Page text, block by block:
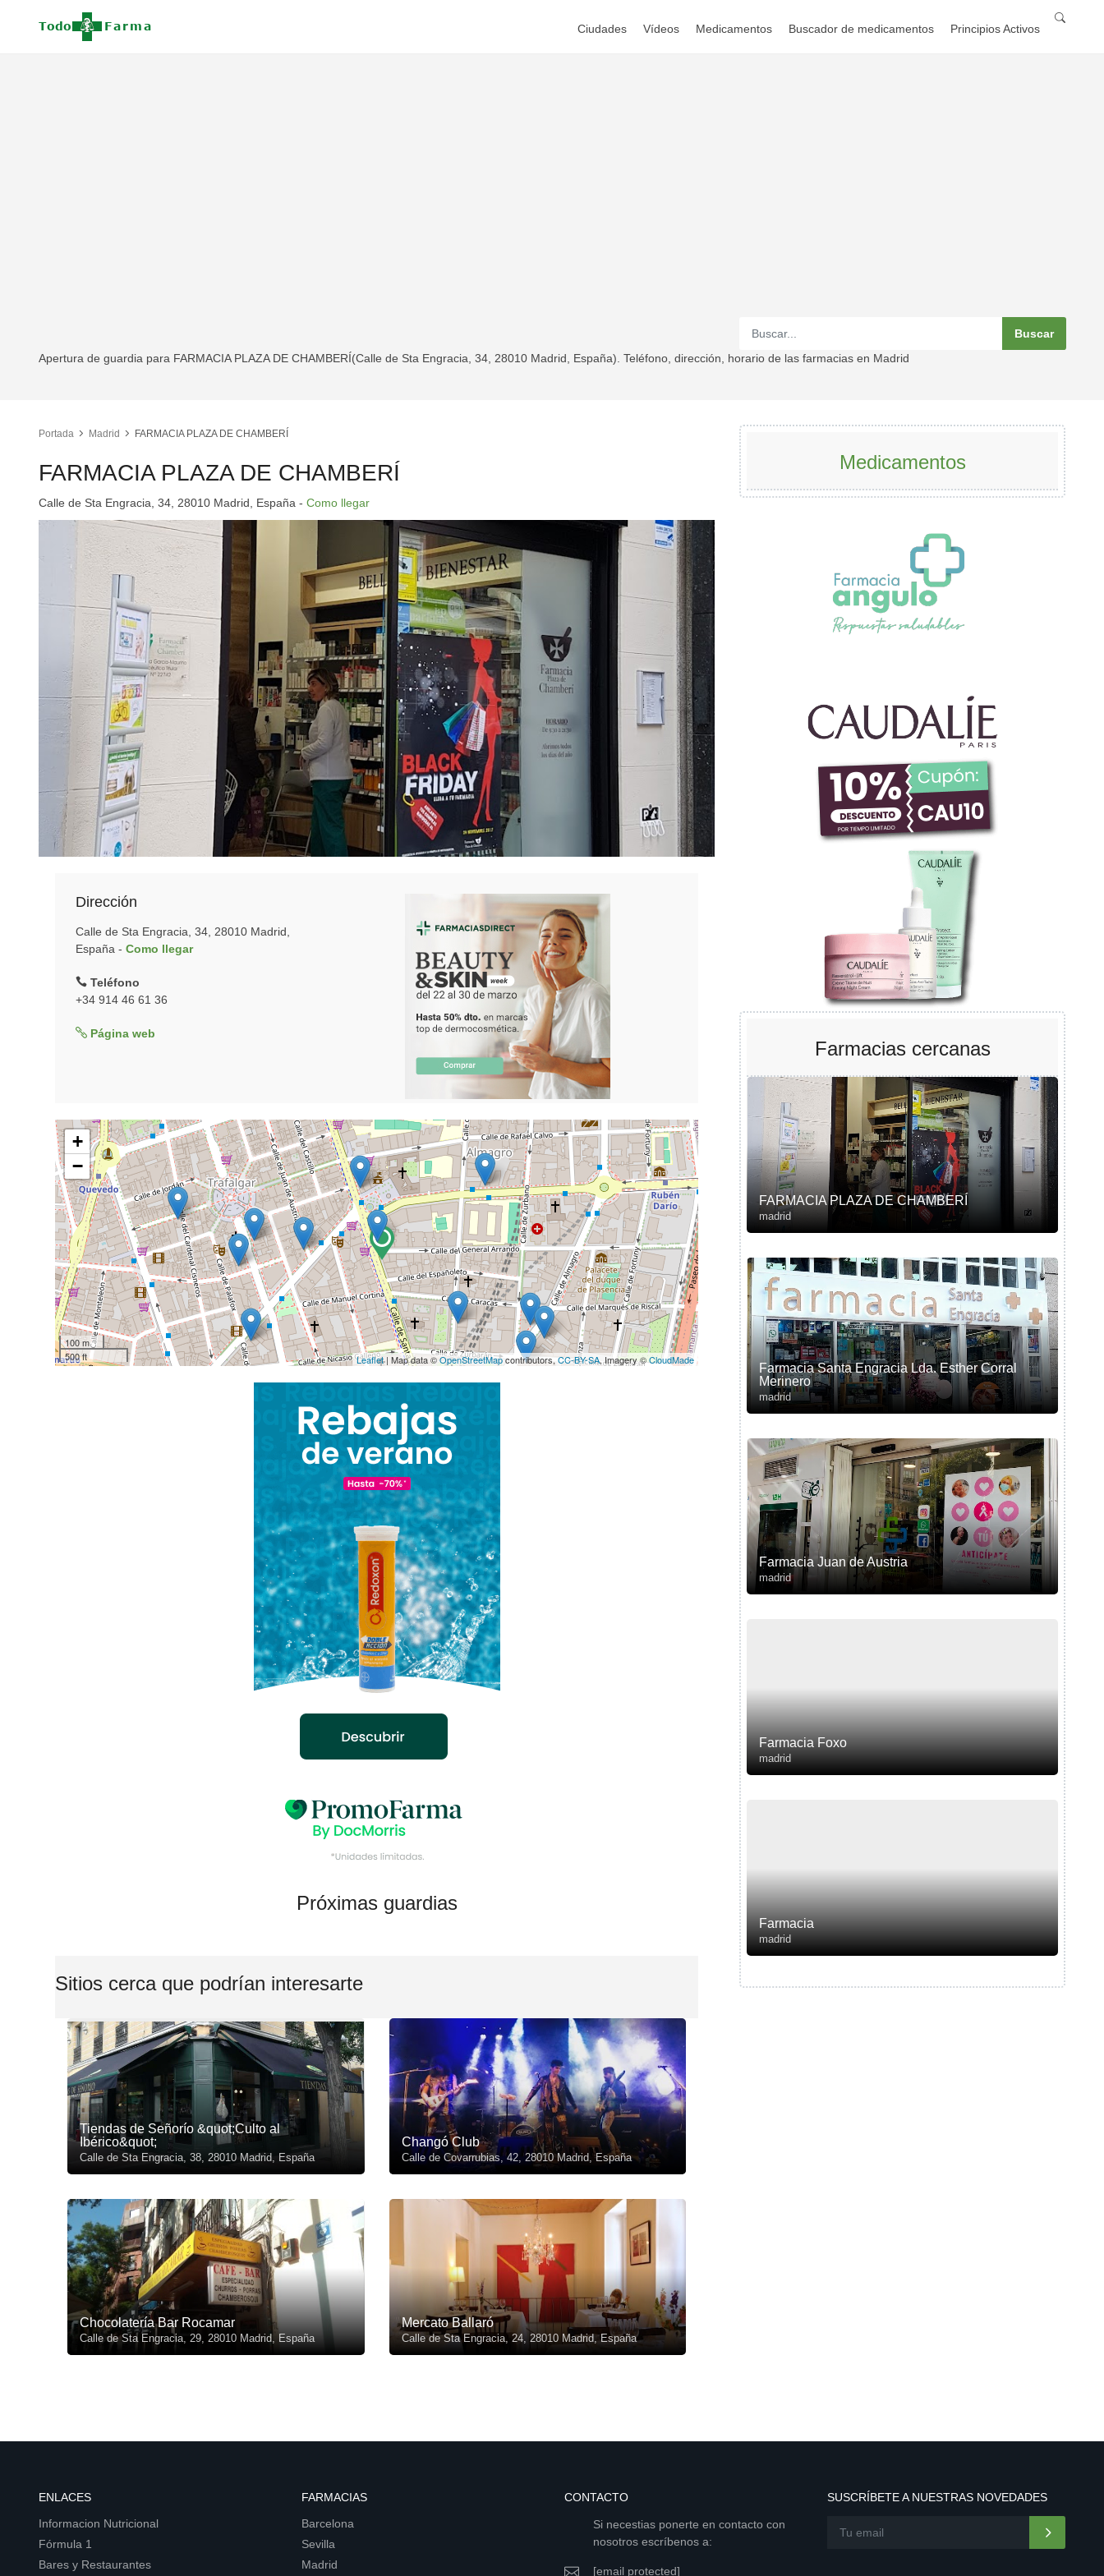
Ciudades Vídeos Medicamentos Buscador de medicamentos Principios Activos
Apertura de guardia para FARMACIA PLAZA DE CHAMBERÍ(Calle de Sta Engracia, 34, 28010 Madrid, España). Teléfono, dirección, horario de las farmacias en Madrid
Portada Madrid FARMACIA PLAZA DE CHAMBERÍ
FARMACIA PLAZA DE CHAMBERÍ
Calle de Sta Engracia, 34, 28010 Madrid, España - Como llegar
Dirección
Calle de Sta Engracia, 34, 28010 Madrid,
España - Como llegar
Teléfono
+34 914 46 61 36
Página web
+
−
100 m
500 ft
Leaflet| Map data ©OpenStreetMapcontributors,CC-BY-SA, Imagery ©CloudMade
Próximas guardias
Sitios cerca que podrían interesarte
Tiendas de Señorío &quot;Culto al
Ibérico&quot;
Calle de Sta Engracia, 38, 28010 Madrid, España
Changó Club
Calle de Covarrubias, 42, 28010 Madrid, España
Chocolatería Bar Rocamar
Calle de Sta Engracia, 29, 28010 Madrid, España
Mercato Ballaró
Calle de Sta Engracia, 24, 28010 Madrid, España
Medicamentos
Farmacias cercanas
FARMACIA PLAZA DE CHAMBERÍ
madrid
Farmacia Santa Engracia Lda. Esther Corral
Merinero
madrid
Farmacia Juan de Austria
madrid
Farmacia Foxo
madrid
Farmacia
madrid
ENLACES
Informacion Nutricional
Fórmula 1
Bares y Restaurantes
FARMACIAS
Barcelona
Sevilla
Madrid
CONTACTO
Si necestias ponerte en contacto con
nosotros escríbenos a:
[email protected]
SUSCRÍBETE A NUESTRAS NOVEDADES